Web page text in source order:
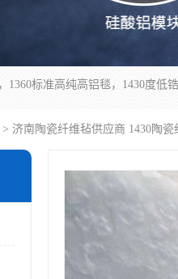
> 济南陶瓷纤维毡供应商 1430陶